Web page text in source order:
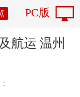
PC版
航运 温州